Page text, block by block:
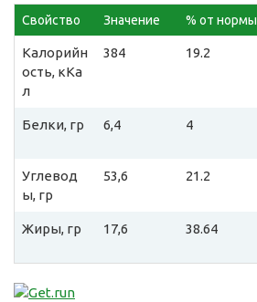
Свойство Значение % от нормы
Калорийн
ость, кКа
л
384 19.2
Белки, гр 6,4 4
Углевод
ы, гр
53,6 21.2
Жиры, гр 17,6 38.64